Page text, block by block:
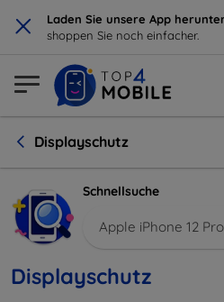
× Laden Sie unsere App
shoppen Sie noch einfacher.
Displayschutz
Schnellsuche
Apple iPhone 12 Pro
Displayschutz